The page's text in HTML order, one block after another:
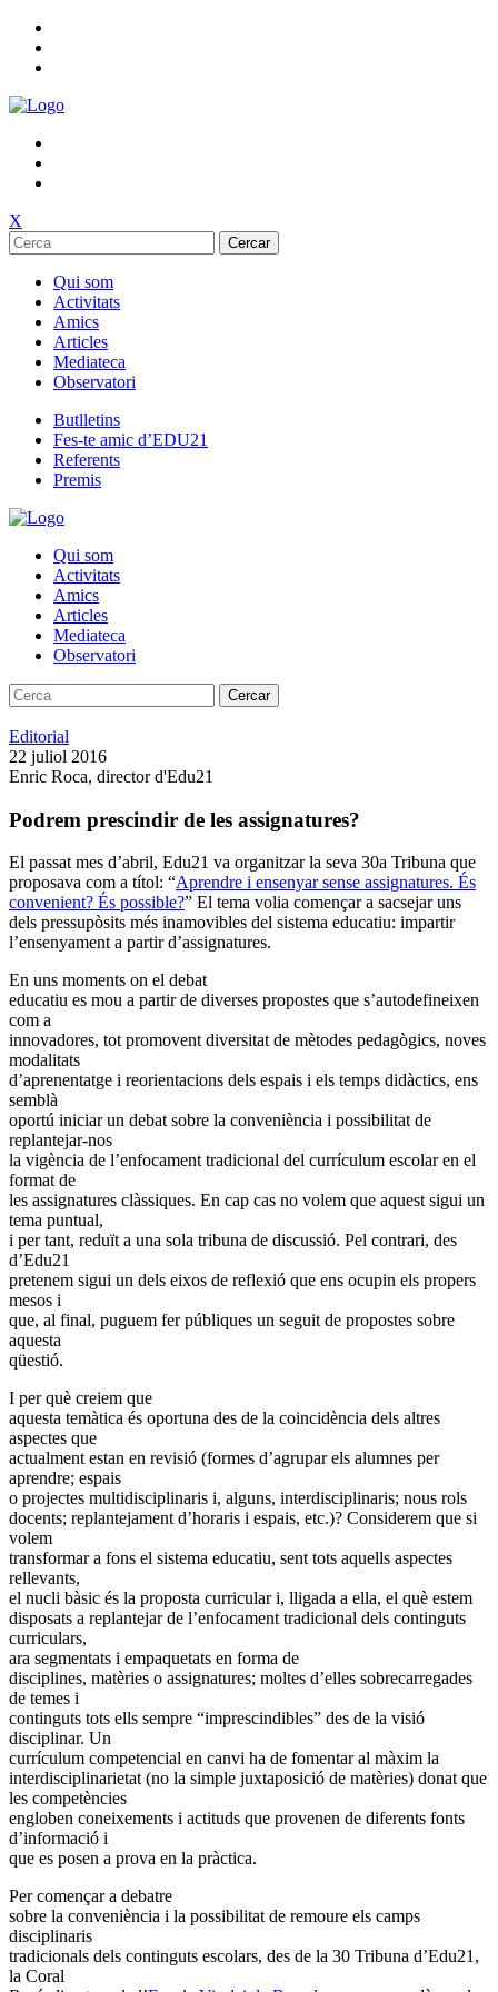
X
Cercar
Qui som
Activitats
Amics
Articles
Mediateca
Observatori
Butlletins
Fes-te amic d’EDU21
Referents
Premis
Qui som
Activitats
Amics
Articles
Mediateca
Observatori
Cercar
Editorial
22 juliol 2016
Enric Roca, director d'Edu21
Podrem prescindir de les assignatures?
El passat mes d’abril, Edu21 va organitzar la seva 30a Tribuna que
proposava com a títol: “Aprendre i ensenyar sense assignatures. És
convenient? És possible?” El tema volia començar a sacsejar uns
dels pressupòsits més inamovibles del sistema educatiu: impartir
l’ensenyament a partir d’assignatures.
En uns moments on el debat
educatiu es mou a partir de diverses propostes que s’autodefineixen
com a
innovadores, tot promovent diversitat de mètodes pedagògics, noves
modalitats
d’aprenentatge i reorientacions dels espais i els temps didàctics, ens
semblà
oportú iniciar un debat sobre la conveniència i possibilitat de
replantejar-nos
la vigència de l’enfocament tradicional del currículum escolar en el
format de
les assignatures clàssiques. En cap cas no volem que aquest sigui un
tema puntual,
i per tant, reduït a una sola tribuna de discussió. Pel contrari, des
d’Edu21
pretenem sigui un dels eixos de reflexió que ens ocupin els propers
mesos i
que, al final, puguem fer públiques un seguit de propostes sobre
aquesta
qüestió.
I per què creiem que
aquesta temàtica és oportuna des de la coincidència dels altres
aspectes que
actualment estan en revisió (formes d’agrupar els alumnes per
aprendre; espais
o projectes multidisciplinaris i, alguns, interdisciplinaris; nous rols
docents; replantejament d’horaris i espais, etc.)? Considerem que si
volem
transformar a fons el sistema educatiu, sent tots aquells aspectes
rellevants,
el nucli bàsic és la proposta curricular i, lligada a ella, el què estem
disposats a replantejar de l’enfocament tradicional dels continguts
curriculars,
ara segmentats i empaquetats en forma de
disciplines, matèries o assignatures; moltes d’elles sobrecarregades
de temes i
continguts tots ells sempre “imprescindibles” des de la visió
disciplinar. Un
currículum competencial en canvi ha de fomentar al màxim la
interdisciplinarietat (no la simple juxtaposició de matèries) donat que
les competències
engloben coneixements i actituds que provenen de diferents fonts
d’informació i
que es posen a prova en la pràctica.
Per començar a debatre
sobre la conveniència i la possibilitat de remoure els camps
disciplinaris
tradicionals dels continguts escolars, des de la 30 Tribuna d’Edu21,
la Coral